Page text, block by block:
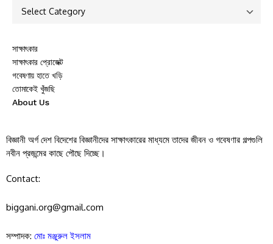
সাক্ষাৎকার
সাক্ষাৎকার প্রোজেক্ট
গবেষণায় হাতে খড়ি
তোমাকেই খুঁজছি
About Us
বিজ্ঞানী অর্গ দেশ বিদেশের বিজ্ঞানীদের সাক্ষাৎকারের মাধ্যমে তাদের জীবন ও গবেষণার গল্পগুলি
নবীন প্রজন্মের কাছে পৌছে দিচ্ছে।
Contact:
biggani.org@gmail.com
সম্পাদক: মোঃ মঞ্জুরুল ইসলাম